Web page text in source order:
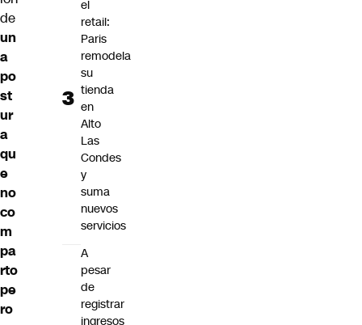
de
un
a
po
st
ur
a
qu
e
no
co
m
pa
rto
pe
ro
el
retail:
Paris
remodela
su
tienda
en
Alto
Las
Condes
y
suma
nuevos
servicios
A
pesar
de
registrar
ingresos